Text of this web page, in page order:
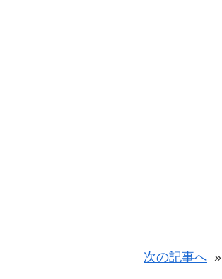
次の記事へ »